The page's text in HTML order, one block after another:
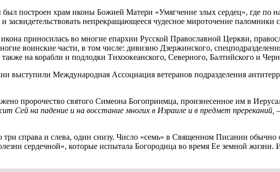
построен храм иконы Божией Матери «Умягчение злых сердец», где по
непрекращающееся чудесное мироточение паломники
приносилась во многие епархии Русской Православной Церкви,
воинские части, в том числе: дивизию Дзержинского,
на корабли и подлодки Тихоокеанского, Северного, Балтийского и
выступили Международная Ассоциация ветеранов подразделения
пророчество святого Симеона Богоприимца, произнесенное им в
Сей на падение и на восстание многих в Израиле и в предмет
справа и слева, один снизу. Число «семь» в Священном Писании обычно
сердечной», которые испытала Богородица во время Ее земной